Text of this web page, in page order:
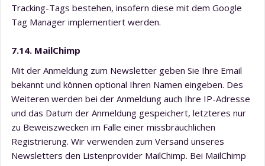
Tracking-Tags bestehen, insofern diese mit dem Google
Tag Manager implementiert werden.
7.14. MailChimp
Mit der Anmeldung zum Newsletter geben Sie Ihre Email
bekannt und können optional Ihren Namen eingeben. Des
Weiteren werden bei der Anmeldung auch Ihre IP-Adresse
und das Datum der Anmeldung gespeichert, letzteres nur
zu Beweiszwecken im Falle einer missbräuchlichen
Registrierung. Wir verwenden zum Versand unseres
Newsletters den Listenprovider MailChimp. Bei MailChimp